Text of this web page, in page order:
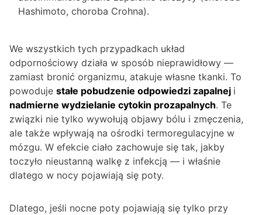
Hashimoto, choroba Crohna).
We wszystkich tych przypadkach układ
odpornościowy działa w sposób nieprawidłowy —
zamiast bronić organizmu, atakuje własne tkanki. To
powoduje stałe pobudzenie odpowiedzi zapalnej i
nadmierne wydzielanie cytokin prozapalnych. Te
związki nie tylko wywołują objawy bólu i zmęczenia,
ale także wpływają na ośrodki termoregulacyjne w
mózgu. W efekcie ciało zachowuje się tak, jakby
toczyło nieustanną walkę z infekcją — i właśnie
dlatego w nocy pojawiają się poty.
Dlatego, jeśli nocne poty pojawiają się tylko przy